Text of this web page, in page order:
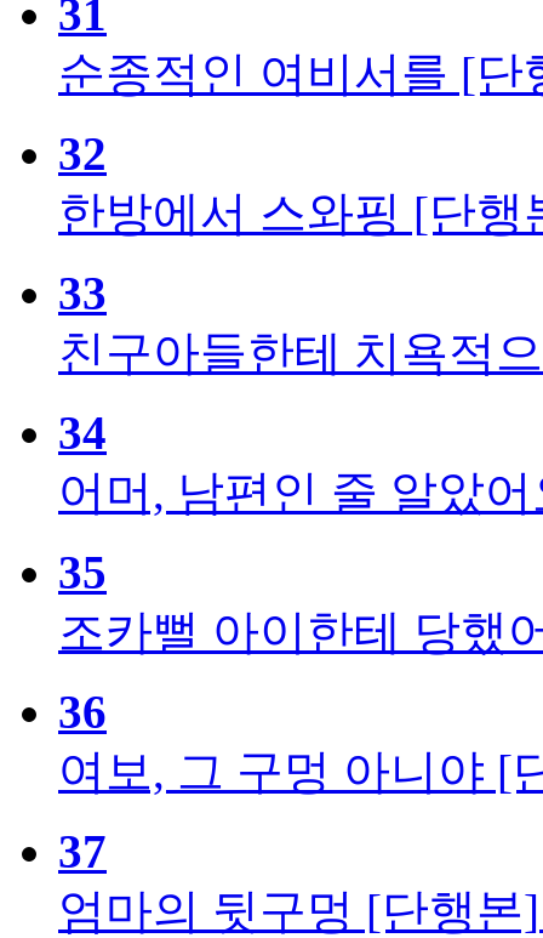
31
순종적인 여비서를 [단
32
한방에서 스와핑 [단행
33
친구아들한테 치욕적
34
어머, 남편인 줄 알았
35
조카뻘 아이한테 당했
36
여보, 그 구멍 아니야 [
37
엄마의 뒷구멍 [단행본]